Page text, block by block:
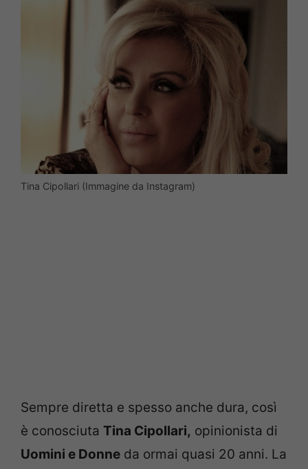
Tina Cipollari (Immagine da Instagram)
Sempre diretta e spesso anche dura, così
è conosciuta Tina Cipollari, opinionista di
Uomini e Donne da ormai quasi 20 anni. La